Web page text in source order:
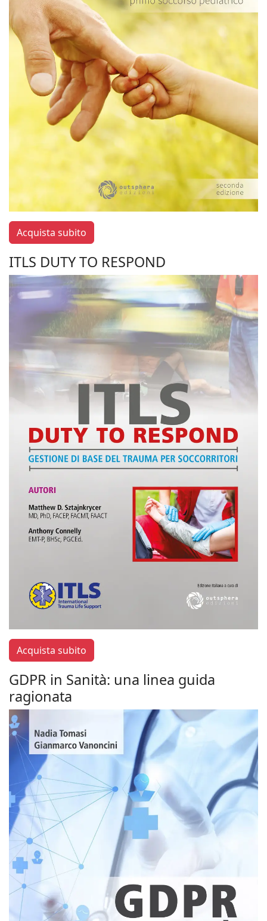
Acquista subito
ITLS DUTY TO RESPOND
Acquista subito
GDPR in Sanità: una linea guida
ragionata